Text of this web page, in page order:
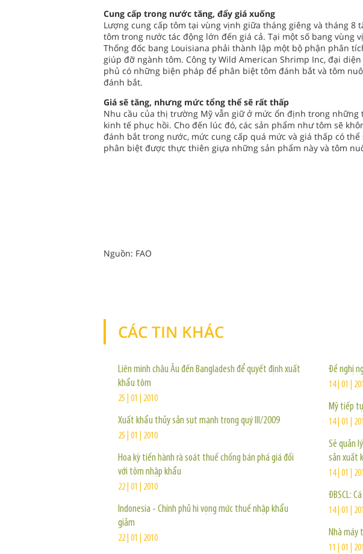
Cung cấp trong nước tăng, đẩy giá xuống
Lượng cung cấp tôm tại vùng vịnh giữa tháng giêng và tháng 8
tôm trong nước tác động lớn đến giá cả. Tại một số bang vùng
Thống đốc bang Louisiana phải thành lập một bộ phận phân
giúp đỡ ngành tôm. Công ty Wild American Shrimp Inc, đại
phủ có những biện pháp để phân biệt tôm đánh bắt và tôm
đánh bắt.
Giá sẽ tăng, nhưng mức tổng thể sẽ rất thấp
Nhu cầu của thị trường Mỹ vẫn giữ ở mức ổn định trong những
kinh tế phục hồi. Cho đến lúc đó, các sản phẩm như tôm sẽ
đánh bắt trong nước, mức cung cấp quá mức và giá thấp có
phân biệt được thực thiên giựa những sản phẩm này và tôm
Nguồn: FAO
CÁC TIN KHÁC
Liên minh châu Âu đến Bangladesh để quyết định xuất
khẩu tôm
25 | 01 | 2010
Xuất khẩu thủy sản sụt mạnh trong quý III/2009
25 | 01 | 2010
Hoa kỳ tiến hành rà soát thuế chống bán phá giá đối
với tôm nhập khẩu
22 | 01 | 2010
Indonesia - Chính phủ hi vọng mức thuế nhập khẩu
giảm
22 | 01 | 2010
Đề nghị
14 | 01 |
Mỹ tiếp
14 | 01 |
Sẽ quản
sản xuất
14 | 01 |
ĐBSCL:
14 | 01 |
Nhà máy
11 | 01 |